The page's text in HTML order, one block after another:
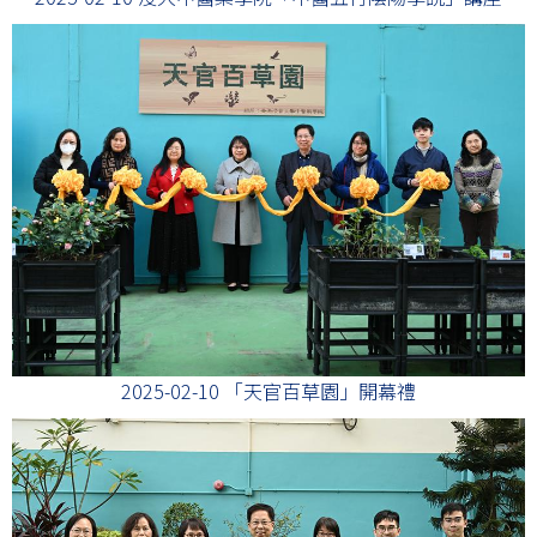
2025-02-10 「天官百草園」開幕禮